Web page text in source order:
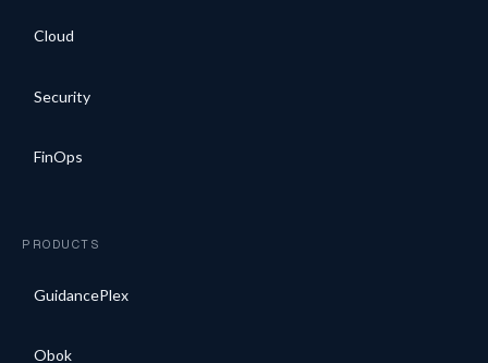
Cloud
Security
FinOps
PRODUCTS
GuidancePlex
Obok